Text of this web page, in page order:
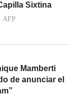
Sixtina
AFP
Mamberti
de anunciar el